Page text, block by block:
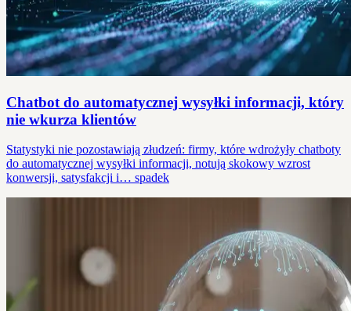
Chatbot do automatycznej wysyłki informacji, który
nie wkurza klientów
Statystyki nie pozostawiają złudzeń: firmy, które wdrożyły chatboty
do automatycznej wysyłki informacji, notują skokowy wzrost
konwersji, satysfakcji i… spadek